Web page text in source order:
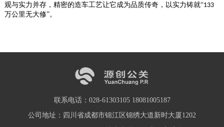
观与实力并存，精密的造车工艺让它成为品质传奇，以实力铸就“133
万公里无大修”。
联系电话：028-61303105 18081005187
公司地址：四川省成都市锦江区锦绣大道新时大厦1202